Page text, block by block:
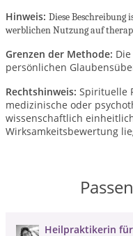
Hinweis: Diese
werblichen Nutzung auf
Grenzen der Methode:
persönlichen
Rechtshinweis: Spirituelle
medizinische oder
wissenschaftlich
Wirksamkeitsbewertung
Heilpraktikerin